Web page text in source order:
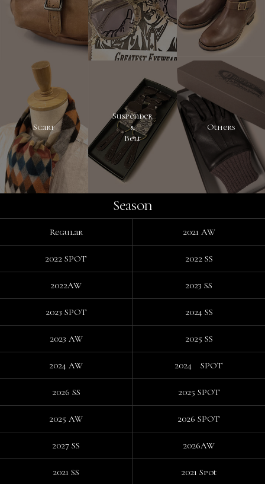
Scarf
Suspender
&
Belt
Others
Season
Regular 2021 AW
2022 SPOT 2022 SS
2022AW 2023 SS
2023 SPOT 2024 SS
2023 AW 2025 SS
2024 AW 2024 SPOT
2026 SS 2025 SPOT
2025 AW 2026 SPOT
2027 SS 2026AW
2021 SS 2021 Spot